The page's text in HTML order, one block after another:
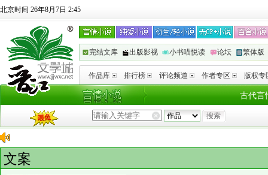
北京时间 26年8月7日 2:45
完结文库 出版影视 小书喵悦读 论坛 繁体版
作品库 排行榜 评论频道 作者专区 版权专
古代言
文案